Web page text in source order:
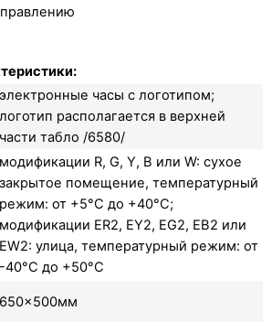
электронные часы с логотипом;
логотип располагается в верхней
части табло /6580/
модификации R, G, Y, B или W: сухое
закрытое помещение, температурный
режим: от +5°C до +40°C;
модификации ER2, EY2, EG2, EB2 или
EW2: улица, температурный режим: от
-40°C до +50°C
650×500мм